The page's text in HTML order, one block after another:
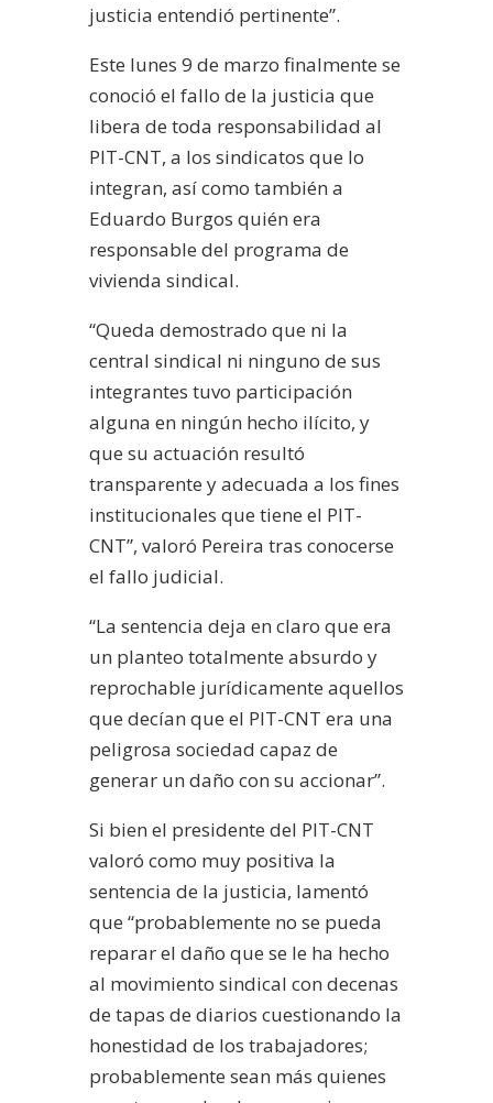
justicia entendió pertinente”.
Este lunes 9 de marzo finalmente se
conoció el fallo de la justicia que
libera de toda responsabilidad al
PIT-CNT, a los sindicatos que lo
integran, así como también a
Eduardo Burgos quién era
responsable del programa de
vivienda sindical.
“Queda demostrado que ni la
central sindical ni ninguno de sus
integrantes tuvo participación
alguna en ningún hecho ilícito, y
que su actuación resultó
transparente y adecuada a los fines
institucionales que tiene el PIT-
CNT”, valoró Pereira tras conocerse
el fallo judicial.
“La sentencia deja en claro que era
un planteo totalmente absurdo y
reprochable jurídicamente aquellos
que decían que el PIT-CNT era una
peligrosa sociedad capaz de
generar un daño con su accionar”.
Si bien el presidente del PIT-CNT
valoró como muy positiva la
sentencia de la justicia, lamentó
que “probablemente no se pueda
reparar el daño que se le ha hecho
al movimiento sindical con decenas
de tapas de diarios cuestionando la
honestidad de los trabajadores;
probablemente sean más quienes